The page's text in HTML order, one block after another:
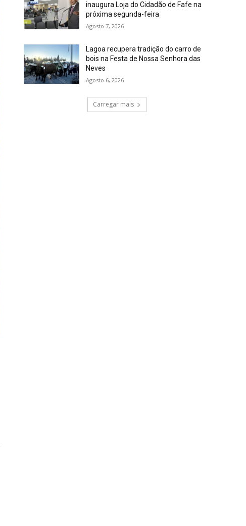
inaugura Loja do Cidadão de Fafe na
próxima segunda-feira
Agosto 7, 2026
Lagoa recupera tradição do carro de
bois na Festa de Nossa Senhora das
Neves
Agosto 6, 2026
Carregar mais